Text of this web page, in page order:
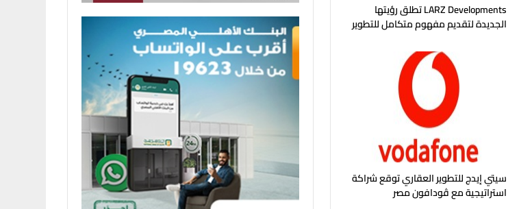
LARZ Developments تطلق رؤيتها
الجديدة لتقديم مفهوم متكامل للتطوير
سيتي إيدج للتطوير العقاري توقع شراكة
استراتيجية مع ڤودافون مصر